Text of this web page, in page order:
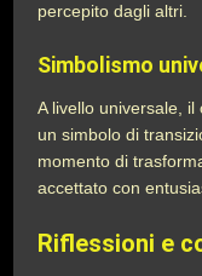
percepito dagli altri.
Simbolismo
A livello universale, il
un simbolo di
momento di
accettato con
Riflessioni e